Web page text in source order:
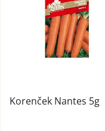
Korenček Nantes 5g